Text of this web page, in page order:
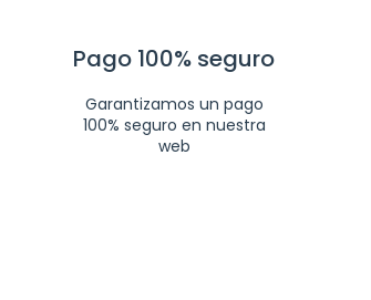
Pago 100% seguro
Garantizamos un pago
100% seguro en nuestra
web